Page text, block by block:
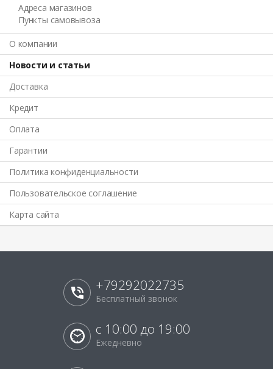
Адреса магазинов
Пункты самовывоза
О компании
Новости и статьи
Доставка
Кредит
Оплата
Гарантии
Политика конфиденциальности
Пользовательское соглашение
Карта сайта
+79292022735
Бесплатный звонок
с 10:00 до 19:00
Ежедневно